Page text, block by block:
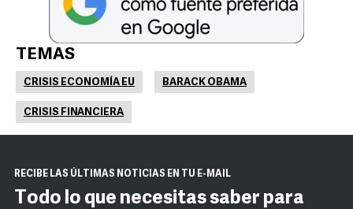
TEMAS
CRISIS ECONOMÍA EU BARACK OBAMA
CRISIS FINANCIERA
RECIBE LAS ÚLTIMAS NOTICIAS EN TU E-MAIL
Todo lo que necesitas saber para